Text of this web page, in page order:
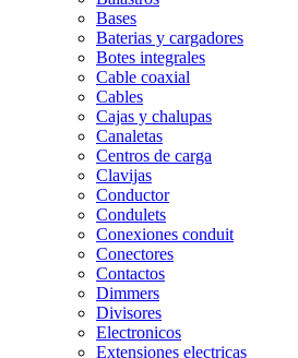
Bases
Baterias y cargadores
Botes integrales
Cable coaxial
Cables
Cajas y chalupas
Canaletas
Centros de carga
Clavijas
Conductor
Condulets
Conexiones conduit
Conectores
Contactos
Dimmers
Divisores
Electronicos
Extensiones electricas